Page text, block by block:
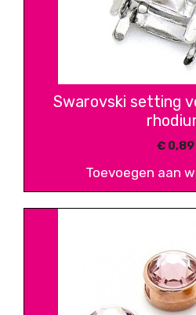
Swarovski setting
€ 0,89
Toevoegen aan